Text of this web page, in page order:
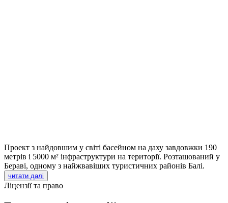
Проект з найдовшим у світі басейном на даху завдовжки 190
метрів і 5000 м² інфраструктури на території. Розташований у
Бераві, одному з найжвавіших туристичних районів Балі.
читати далі
Ліцензії та право